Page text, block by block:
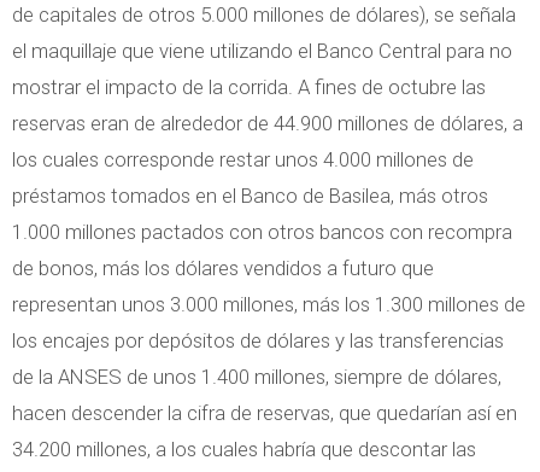
de capitales de otros 5.000 millones de dólares), se señala
el maquillaje que viene utilizando el Banco Central para no
mostrar el impacto de la corrida. A fines de octubre las
reservas eran de alrededor de 44.900 millones de dólares, a
los cuales corresponde restar unos 4.000 millones de
préstamos tomados en el Banco de Basilea, más otros
1.000 millones pactados con otros bancos con recompra
de bonos, más los dólares vendidos a futuro que
representan unos 3.000 millones, más los 1.300 millones de
los encajes por depósitos de dólares y las transferencias
de la ANSES de unos 1.400 millones, siempre de dólares,
hacen descender la cifra de reservas, que quedarían así en
34.200 millones, a los cuales habría que descontar las